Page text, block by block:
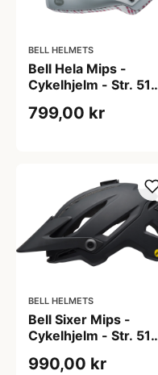
BELL HELMETS
Bell Hela Mips -
Cykelhjelm - Str. 51-
799,00 kr
BELL HELMETS
Bell Sixer Mips -
Cykelhjelm - Str. 51-
990,00 kr